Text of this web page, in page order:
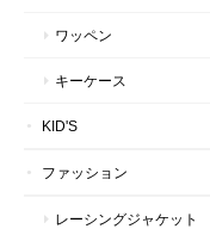
ワッペン
キーケース
KID'S
ファッション
レーシングジャケット